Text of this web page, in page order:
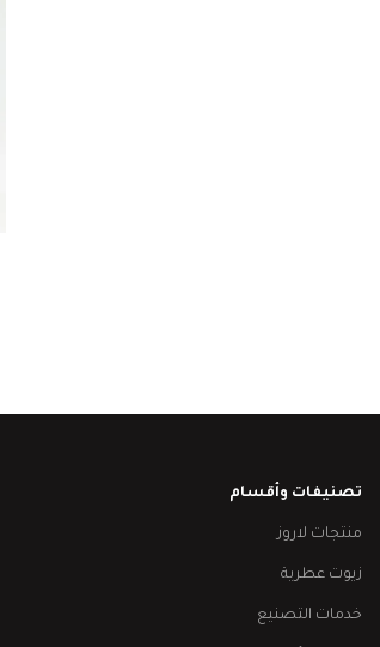
تصنيفات وأقسام
منتجات لاروز
زيوت عطرية
خدمات التصنيع